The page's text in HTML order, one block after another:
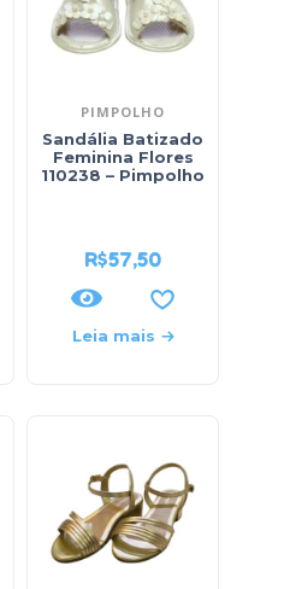
PIMPOLHO
Sandália Batizado
Feminina Flores
110238 – Pimpolho
R$57,50
Leia mais